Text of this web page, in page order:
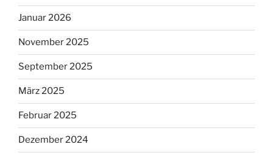
Januar 2026
November 2025
September 2025
März 2025
Februar 2025
Dezember 2024